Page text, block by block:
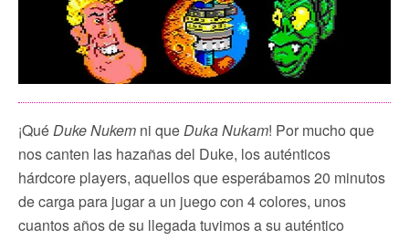
¡Qué Duke Nukem ni que Duka Nukam! Por mucho que
nos canten las hazañas del Duke, los auténticos
hárdcore players, aquellos que esperábamos 20 minutos
de carga para jugar a un juego con 4 colores, unos
cuantos años de su llegada tuvimos a su auténtico